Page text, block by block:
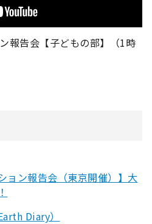
報告会【子どもの部】（1時
ョン報告会（東京開催）】大
Diary）